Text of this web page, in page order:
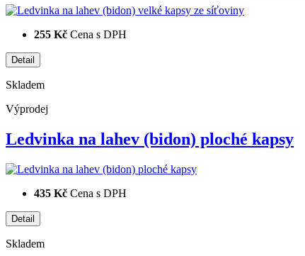
255 Kč Cena s DPH
Skladem
Výprodej
Ledvinka na lahev (bidon) ploché kapsy
435 Kč Cena s DPH
Skladem